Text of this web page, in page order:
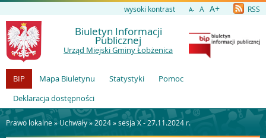
wysoki kontrast A- A A+ RSS
Biuletyn Informacji
Publicznej
Urząd Miejski Gminy Łobżenica
BIP Mapa Biuletynu Statystyki
Pomoc
Deklaracja dostępności
Prawo lokalne » Uchwały»2024»sesja X - 27.11.2024 r.